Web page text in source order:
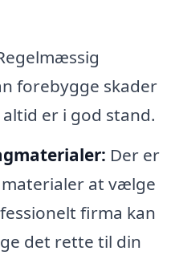
forebygge skader
er i god stand.
Der er
at vælge
firma kan
det rette til din